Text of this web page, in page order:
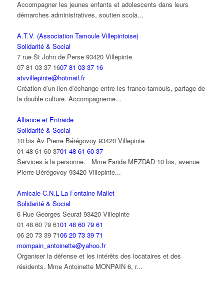
Accompagner les jeunes enfants et adolescents dans leurs
démarches administratives, soutien scola...
A.T.V. (Association Tamoule Villepintoise)
Solidarité & Social
7 rue St John de Perse 93420 Villepinte
07 81 03 37 1607 81 03 37 16
atvvillepinte@hotmail.fr
Création d’un lien d’échange entre les franco-tamouls, partage de
la double culture. Accompagneme...
Alliance et Entraide
Solidarité & Social
10 bis Av Pierre Bérégovoy 93420 Villepinte
01 48 61 60 3701 48 61 60 37
Services à la personne. Mme Farida MEZDAD 10 bis, avenue
Pierre-Bérégovoy 93420 Villepinte...
Amicale C.N.L La Fontaine Mallet
Solidarité & Social
6 Rue Georges Seurat 93420 Villepinte
01 48 60 79 6101 48 60 79 61
06 20 73 39 7106 20 73 39 71
mompain_antoinette@yahoo.fr
Organiser la défense et les intérêts des locataires et des
résidents. Mme Antoinette MONPAIN 6, r...